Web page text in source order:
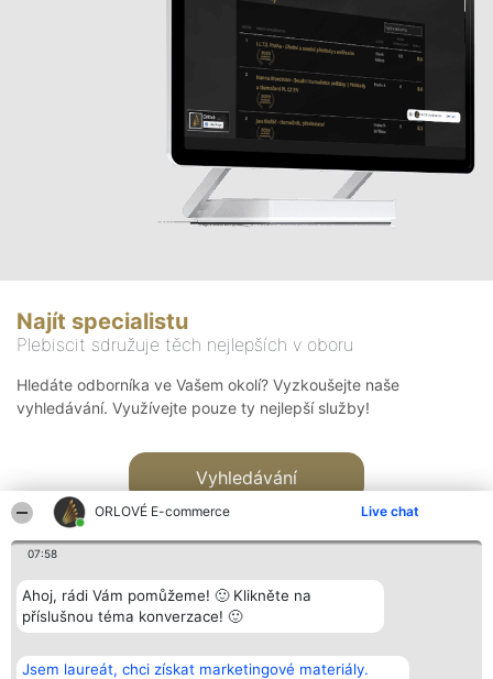
ORLOVÉ E-commerce Live chat
07:58
Ahoj, rádi Vám pomůžeme! 🙂 Klikněte na
příslušnou téma konverzace! 🙂
Jsem laureát, chci získat marketingové materiály.
Najít specialistu
Plebiscit sdružuje těch nejlepších v oboru
Hledáte odborníka ve Vašem okolí? Vyzkoušejte naše
vyhledávání. Využívejte pouze ty nejlepší služby!
Vyhledávání
Bright Side Solutions sp. z o.
o. sp. k.
Vítězové
Seznam všech
Kontakt